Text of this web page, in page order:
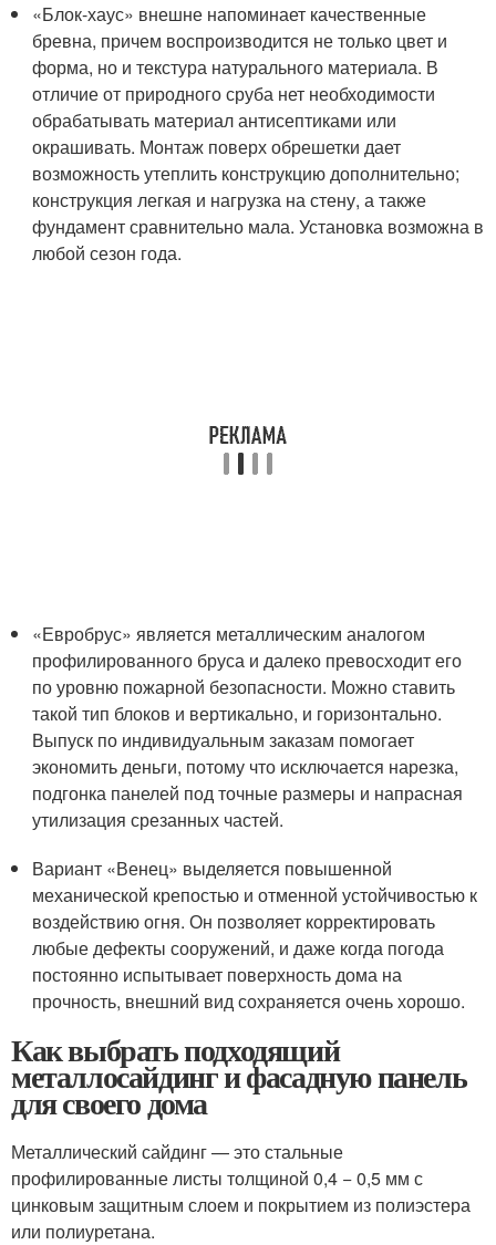
«Блок-хаус» внешне напоминает качественные
бревна, причем воспроизводится не только цвет и
форма, но и текстура натурального материала. В
отличие от природного сруба нет необходимости
обрабатывать материал антисептиками или
окрашивать. Монтаж поверх обрешетки дает
возможность утеплить конструкцию дополнительно;
конструкция легкая и нагрузка на стену, а также
фундамент сравнительно мала. Установка возможна в
любой сезон года.
«Евробрус» является металлическим аналогом
профилированного бруса и далеко превосходит его
по уровню пожарной безопасности. Можно ставить
такой тип блоков и вертикально, и горизонтально.
Выпуск по индивидуальным заказам помогает
экономить деньги, потому что исключается нарезка,
подгонка панелей под точные размеры и напрасная
утилизация срезанных частей.
Вариант «Венец» выделяется повышенной
механической крепостью и отменной устойчивостью к
воздействию огня. Он позволяет корректировать
любые дефекты сооружений, и даже когда погода
постоянно испытывает поверхность дома на
прочность, внешний вид сохраняется очень хорошо.
Как выбрать подходящий
металлосайдинг и фасадную панель
для своего дома
Металлический сайдинг — это стальные
профилированные листы толщиной 0,4 − 0,5 мм с
цинковым защитным слоем и покрытием из полиэстера
или полиуретана.